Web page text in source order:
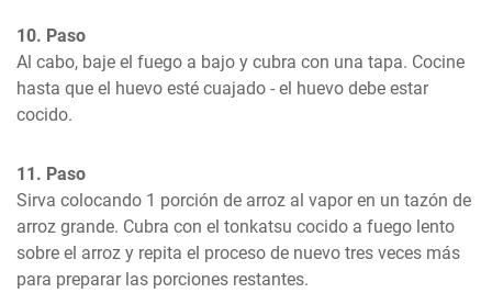
10. Paso
Al cabo, baje el fuego a bajo y cubra con una tapa. Cocine
hasta que el huevo esté cuajado - el huevo debe estar
cocido.
11. Paso
Sirva colocando 1 porción de arroz al vapor en un tazón de
arroz grande. Cubra con el tonkatsu cocido a fuego lento
sobre el arroz y repita el proceso de nuevo tres veces más
para preparar las porciones restantes.